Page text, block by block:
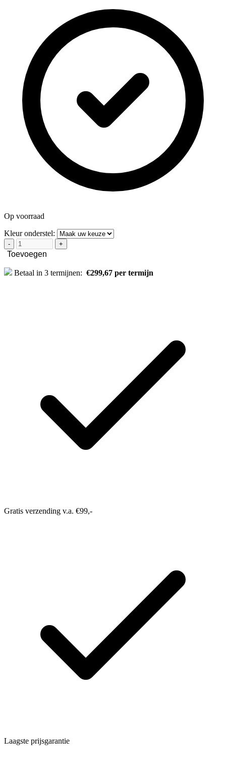
Op voorraad
Kleur onderstel:
- +
Toevoegen
Betaal in 3 termijnen: €299,67 per termijn
Gratis verzending v.a. €99,-
Laagste prijsgarantie